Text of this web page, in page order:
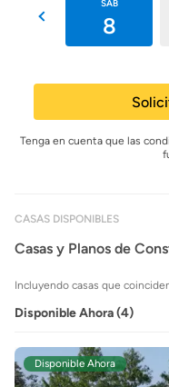
SÁB
8
Tenga en cuenta que las
CASAS DISPONIBLES
Casas y Planos de
Incluyendo casas que
Disponible Ahora (4)
Disponible Ahora